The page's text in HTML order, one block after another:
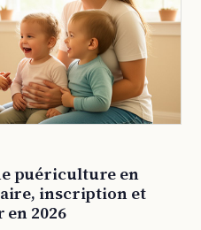
puériculture en
inscription et
2026